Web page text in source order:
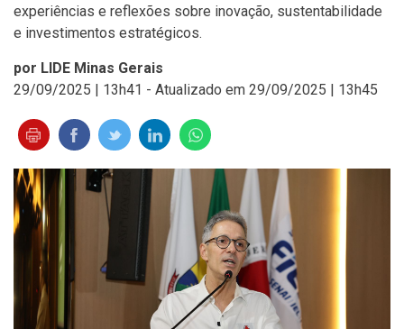
experiências e reflexões sobre inovação, sustentabilidade
e investimentos estratégicos.
por LIDE Minas Gerais
29/09/2025 | 13h41 - Atualizado em 29/09/2025 | 13h45